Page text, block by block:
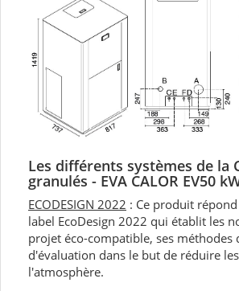
Les différents systèmes de la
granulés - EVA CALOR EV50
ECODESIGN 2022 : Ce produit
label EcoDesign 2022 qui établit les
projet éco-compatible, ses méthodes
d'évaluation dans le but de réduire
l'atmosphère.